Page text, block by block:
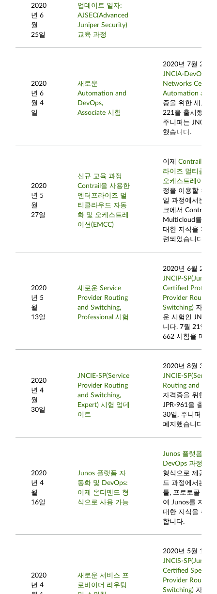
2020
년 6
월
25일
업데이트 일자:
AJSEC(Advanced
Juniper Security)
교육 과정
2020
년 6
월 4
일
새로운
Automation and
DevOps,
Associate 시험
2020년 7월 20일
JNCIA-
Networks
Automation and
증을 위한 새로운
221을 출시했습
주니퍼는 JN0-
했습니다.
2020
년 5
월
27일
신규 교육 과정
Contrail을 사용한
엔터프라이즈 멀
티클라우드 자동
화 및 오케스트레
이션(EMCC)
이제 Contrail을
라이즈 멀티클라
오케스트레이션
정을 이용할 수
일 과정에서는 클
크에서 Contrail
Multicloud를 사
대한 지식을 제공
련되었습니다.
2020
년 5
월
13일
새로운 Service
Provider Routing
and Switching,
Professional 시험
2020년 6월 22일
JNCIP-
Certified
Provider Routing
Switching) 자격
운 시험인 JN0-
니다. 7월 21일,
662 시험을 폐지
2020
년 4
월
30일
JNCIE-SP(Service
Provider Routing
and Switching,
Expert) 시험 업데
이트
2020년 8월 31일
JNCIE-
Routing and
자격증을 위한 새
JPR-961을 출시
30일, 주니퍼는
폐지했습니다.
2020
년 4
월
16일
Junos 플랫폼 자
동화 및 DevOps:
이제 온디맨드 형
식으로 사용 가능
Junos 플랫폼 자
DevOps 과정
형식으로 제공됩
드 과정에서는
툴, 프로토콜 및
여 Junos를 자동
대한 지식을 수강
합니다.
2020
년 4
새로운 서비스 프
로바이더 라우팅
2020년 5월 11일
JNCIS-
Certified
Provider Routing
Switching) 자격